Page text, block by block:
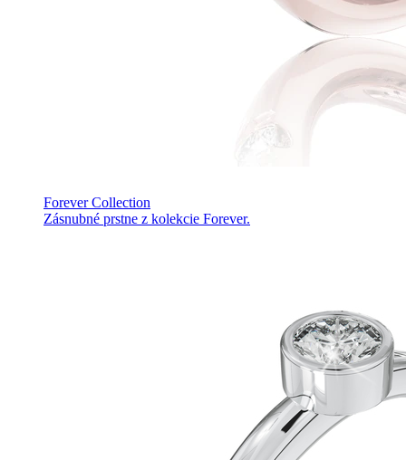
Forever Collection
Zásnubné prstne z kolekcie Forever.